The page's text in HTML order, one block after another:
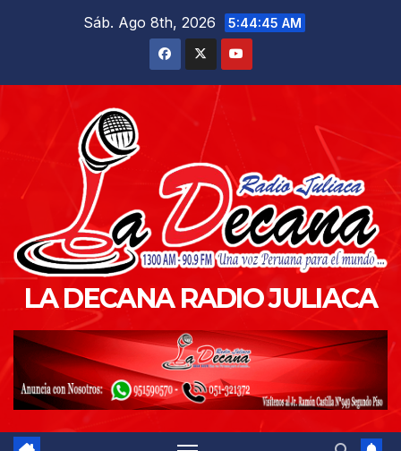
Sáb. Ago 8th, 2026 5:44:47 AM
LA DECANA RADIO JULIACA